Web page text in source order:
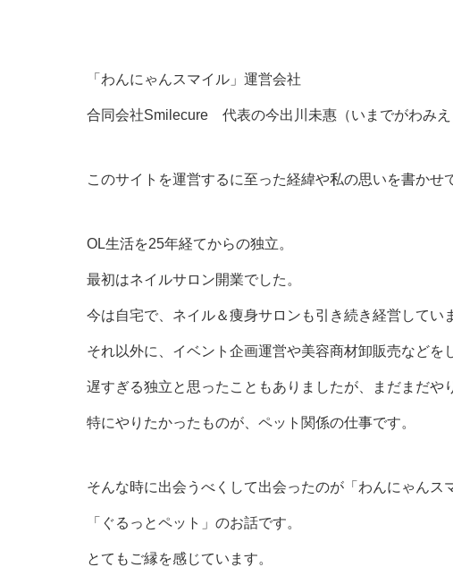
「わんにゃんスマイル」運営会社
合同会社Smilecure 代表の今出川未惠（いまでがわみえ
このサイトを運営するに至った経緯や私の思いを書かせ
OL生活を25年経てからの独立。
最初はネイルサロン開業でした。
今は自宅で、ネイル＆痩身サロンも引き続き経営してい
それ以外に、イベント企画運営や美容商材卸販売などを
遅すぎる独立と思ったこともありましたが、まだまだや
特にやりたかったものが、ペット関係の仕事です。
そんな時に出会うべくして出会ったのが「わんにゃんス
「ぐるっとペット」のお話です。
とてもご縁を感じています。